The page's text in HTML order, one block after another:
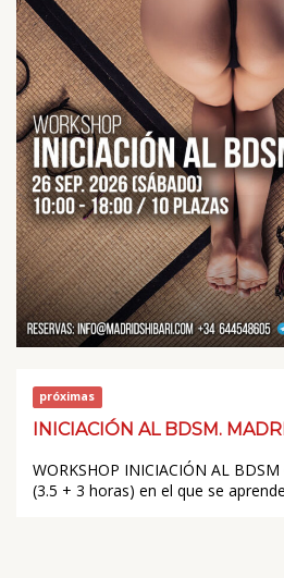
próximas
INICIACIÓN AL BDSM.
WORKSHOP INICIACIÓN AL
(3.5 + 3 horas) en el que se